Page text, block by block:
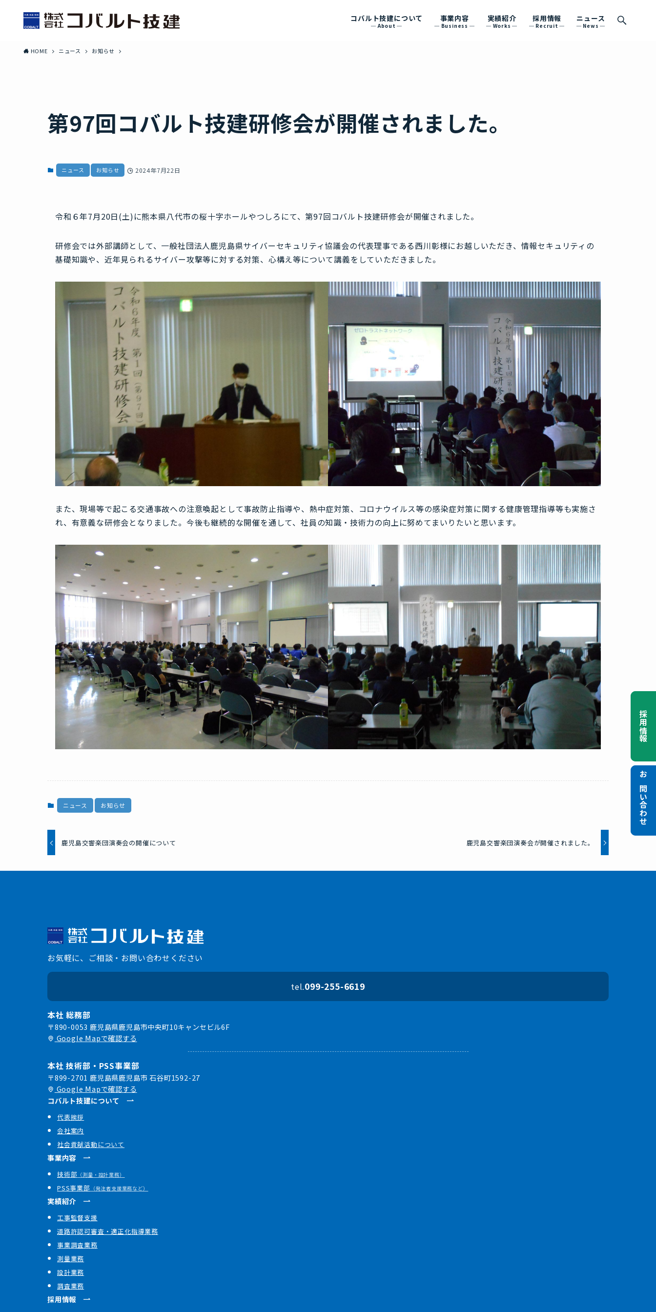
コバルト技建について
About
事業内容
Business
実績紹介
Works
採用情報
Recruit
ニュース
News
HOME ニュース お知らせ
第97回コバルト技建研修会が開催されました。
ニュース お知らせ 2024年7月22日
採用情報
お問い合わせ
令和６年7月20日(土)に熊本県八代市の桜十字ホールやつしろにて、第97回コバルト技建研修会が開催されました。
研修会では外部講師として、一般社団法人鹿児島県サイバーセキュリティ協議会の代表理事である西川彰様にお越しいただき、情報セキュリティの
基礎知識や、近年見られるサイバー攻撃等に対する対策、心構え等について講義をしていただきました。
また、現場等で起こる交通事故への注意喚起として事故防止指導や、熱中症対策、コロナウイルス等の感染症対策に関する健康管理指導等も実施さ
れ、有意義な研修会となりました。今後も継続的な開催を通して、社員の知識・技術力の向上に努めてまいりたいと思います。
ニュース お知らせ
鹿児島交響楽団演奏会の開催について 鹿児島交響楽団演奏会が開催されました。
採用情報
お問い合わせ
お気軽に、ご相談・お問い合わせください
tel.099-255-6619
本社 総務部
〒890-0053 鹿児島県鹿児島市中央町10キャンセビル6F
Google Mapで確認する
本社 技術部・PSS事業部
〒899-2701 鹿児島県鹿児島市 石谷町1592-27
Google Mapで確認する
コバルト技建について
代表挨拶
会社案内
社会貢献活動について
事業内容
技術部 （測量・設計業務）
PSS事業部 （発注者支援業務など）
実績紹介
工事監督支援
道路許認可審査・適正化指導業務
事業調査業務
測量業務
設計業務
調査業務
採用情報